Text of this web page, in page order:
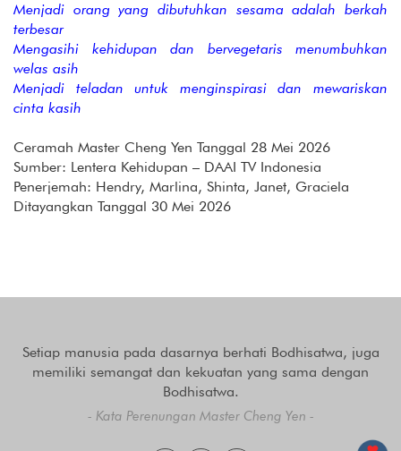
Menjadi orang yang dibutuhkan sesama adalah berkah
terbesar
Mengasihi kehidupan dan bervegetaris menumbuhkan
welas asih
Menjadi teladan untuk menginspirasi dan mewariskan
cinta kasih
Ceramah Master Cheng Yen Tanggal 28 Mei 2026
Sumber: Lentera Kehidupan – DAAI TV Indonesia
Penerjemah: Hendry, Marlina, Shinta, Janet, Graciela
Ditayangkan Tanggal 30 Mei 2026
Setiap manusia pada dasarnya berhati Bodhisatwa, juga
memiliki semangat dan kekuatan yang sama dengan
Bodhisatwa.
- Kata Perenungan Master Cheng Yen -